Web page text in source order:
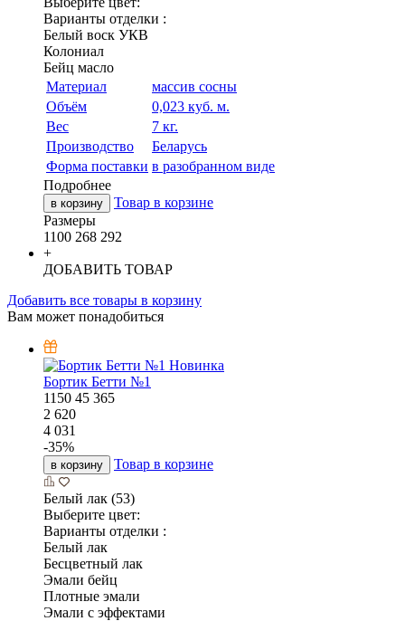
Варианты отделки :
Белый воск УКВ
Колониал
Бейц масло
Материал
массив сосны
Объём
0,023 куб. м.
Вес
7 кг.
Производство
Беларусь
Форма поставки в разобранном виде
Подробнее
в корзину
Товар в корзине
Размеры
1100 268 292
+
ДОБАВИТЬ ТОВАР
Добавить все товары в корзину
Вам может понадобиться
Новинка
Бортик Бетти №1
1150 45 365
2 620
4 031
-35%
в корзину Товар в корзине
Белый лак (53)
Выберите цвет:
Варианты отделки :
Белый лак
Бесцветный лак
Эмали бейц
Плотные эмали
Эмали с эффектами